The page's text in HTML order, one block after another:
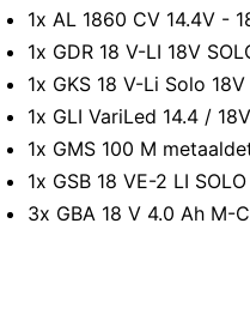
1x AL 1860 CV 14.4V -
1x GDR 18 V-LI 18V
1x GKS 18 V-Li Solo
1x GLI VariLed 14.4 /
1x GMS 100 M
1x GSB 18 VE-2 LI
3x GBA 18 V 4.0 Ah M-